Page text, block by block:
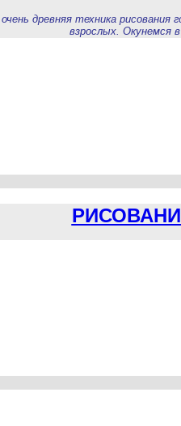
древняя техника
взрослых. Окунемся